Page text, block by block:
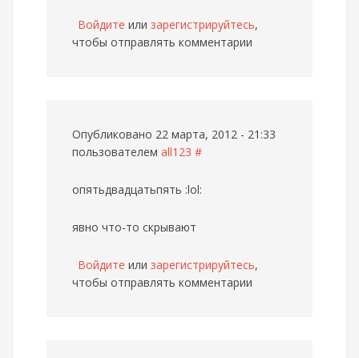
Войдите или зарегистрируйтесь,
чтобы отправлять комментарии
Опубликовано 22 марта, 2012 - 21:33
пользователем all123 #
опятьдвадцатьпять :lol:
явно что-то скрывают
Войдите или зарегистрируйтесь,
чтобы отправлять комментарии